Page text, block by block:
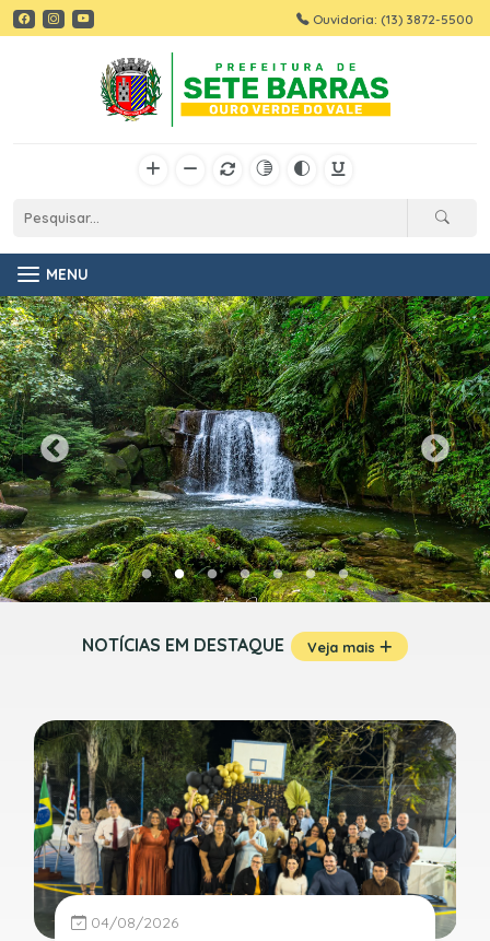
Ouvidoria: (13) 3872-5500
MENU
NOTÍCIAS EM DESTAQUE Veja mais
04/08/2026